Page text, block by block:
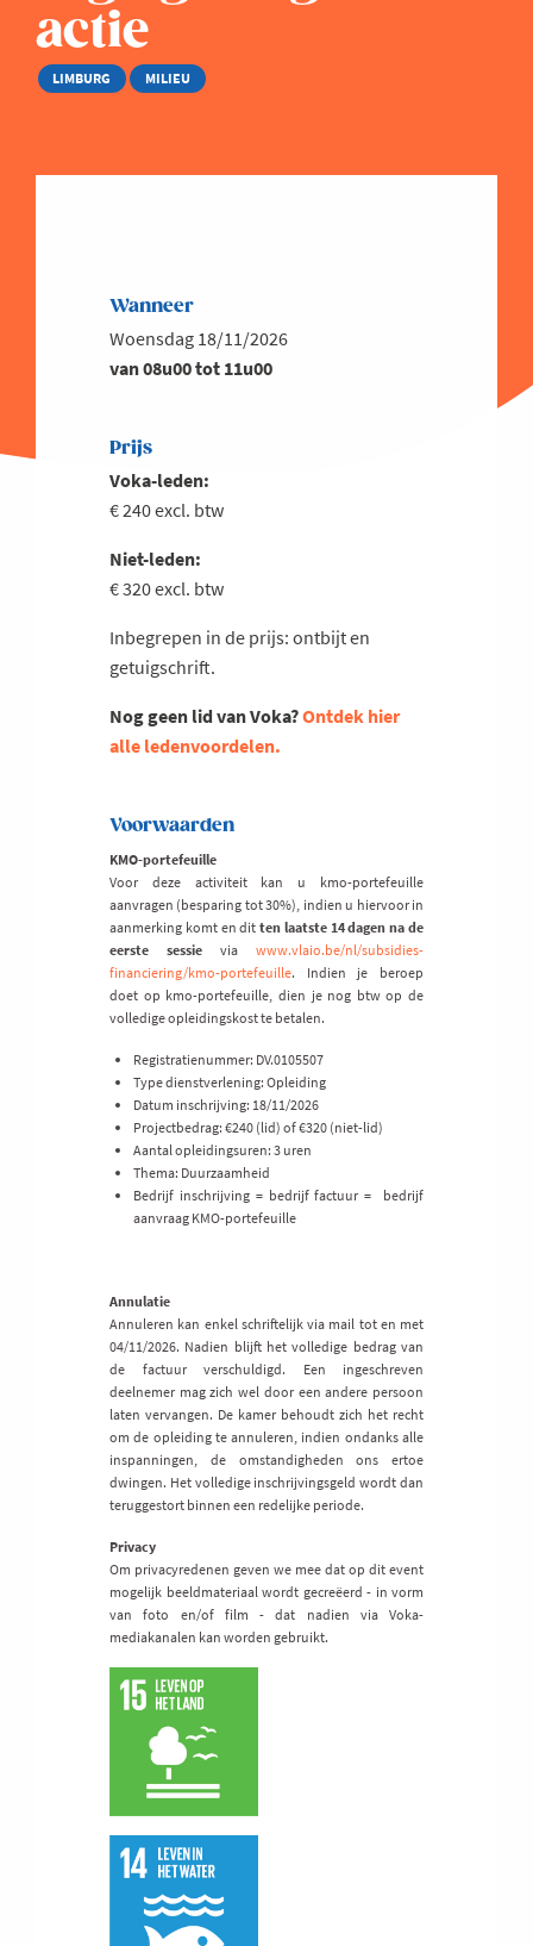
actie
LIMBURG MILIEU
Wanneer
Woensdag 18/11/2026
van 08u00 tot 11u00
Prijs
Voka-leden:
€ 240 excl. btw
Niet-leden:
€ 320 excl. btw
Inbegrepen in de prijs: ontbijt en
getuigschrift.
Nog geen lid van Voka?Ontdek hier
alle ledenvoordelen.
Voorwaarden
KMO-portefeuille
Voor deze activiteit kan u kmo-portefeuille
aanvragen (besparing tot 30%), indien u hiervoor in
aanmerking komt en ditten laatste 14 dagen na de
eerste sessie via www.vlaio.be/nl/subsidies-
financiering/kmo-portefeuille. Indien je beroep
doet op kmo-portefeuille, dien je nog btw op de
volledige opleidingskost te betalen.
Registratienummer: DV.0105507
Type dienstverlening: Opleiding
Datum inschrijving: 18/11/2026
Projectbedrag: €240 (lid) of €320 (niet-lid)
Aantal opleidingsuren: 3 uren
Thema: Duurzaamheid
Bedrijf inschrijving = bedrijf factuur = bedrijf
aanvraag KMO-portefeuille
Annulatie
Annuleren kan enkel schriftelijk via mail tot en met
04/11/2026. Nadien blijft het volledige bedrag van
de factuur verschuldigd. Een ingeschreven
deelnemer mag zich wel door een andere persoon
laten vervangen. De kamer behoudt zich het recht
om de opleiding te annuleren, indien ondanks alle
inspanningen, de omstandigheden ons ertoe
dwingen. Het volledige inschrijvingsgeld wordt dan
teruggestort binnen een redelijke periode.
Privacy
Om privacyredenen geven we mee dat op dit event
mogelijk beeldmateriaal wordt gecreëerd - in vorm
van foto en/of film - dat nadien via Voka-
mediakanalen kan worden gebruikt.